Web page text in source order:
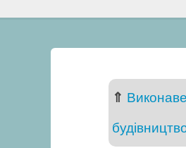
⇑